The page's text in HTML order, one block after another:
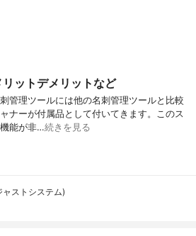
ットデメリットなど
管理ツールには他の名刺管理ツールと比較
ナーが付属品として付いてきます。このス
能が非…続きを見る
ストシステム)